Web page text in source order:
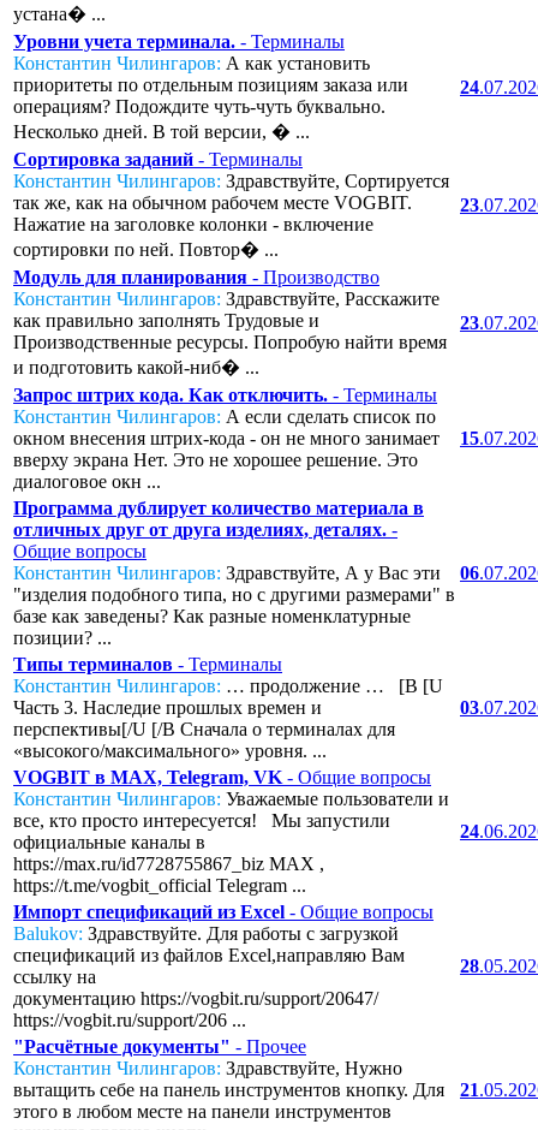
устана� ...
Уровни учета терминала. - Терминалы
Константин Чилингаров: А как установить
приоритеты по отдельным позициям заказа или
операциям? Подождите чуть-чуть буквально.
Несколько дней. В той версии, � ...
24
Сортировка заданий - Терминалы
Константин Чилингаров: Здравствуйте, Сортируется
так же, как на обычном рабочем месте VOGBIT.
Нажатие на заголовке колонки - включение
сортировки по ней. Повтор� ...
23
Модуль для планирования - Производство
Константин Чилингаров: Здравствуйте, Расскажите
как правильно заполнять Трудовые и
Производственные ресурсы. Попробую найти время
и подготовить какой-ниб� ...
23
Запрос штрих кода. Как отключить. - Терминалы
Константин Чилингаров: А если сделать список по
окном внесения штрих-кода - он не много занимает
вверху экрана Нет. Это не хорошее решение. Это
диалоговое окн ...
15
Программа дублирует количество материала в
отличных друг от друга изделиях, деталях. -
Общие вопросы
Константин Чилингаров: Здравствуйте, А у Вас эти
"изделия подобного типа, но с другими размерами" в
базе как заведены? Как разные номенклатурные
позиции? ...
06
Типы терминалов - Терминалы
Константин Чилингаров: … продолжение … [B [U
Часть 3. Наследие прошлых времен и
перспективы[/U [/B Сначала о терминалах для
«высокого/максимального» уровня. ...
03
VOGBIT в MAX, Telegram, VK - Общие вопросы
Константин Чилингаров: Уважаемые пользователи и
все, кто просто интересуется! Мы запустили
официальные каналы в
https://max.ru/id7728755867_biz MAX ,
https://t.me/vogbit_official Telegram ...
24
Импорт спецификаций из Excel - Общие вопросы
Balukov: Здравствуйте. Для работы с загрузкой
спецификаций из файлов Excel,направляю Вам
ссылку на
документацию https://vogbit.ru/support/20647/
https://vogbit.ru/support/206 ...
28
"Расчётные документы" - Прочее
Константин Чилингаров: Здравствуйте, Нужно
вытащить себе на панель инструментов кнопку. Для
этого в любом месте на панели инструментов
21